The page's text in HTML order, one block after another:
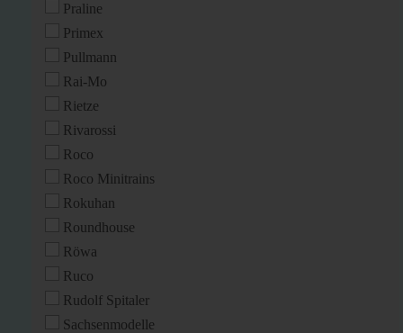
Praline
Primex
Pullmann
Rai-Mo
Rietze
Rivarossi
Roco
Roco Minitrains
Rokuhan
Roundhouse
Röwa
Ruco
Rudolf Spitaler
Sachsenmodelle